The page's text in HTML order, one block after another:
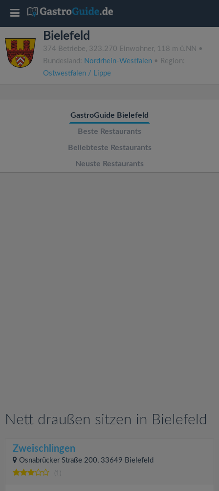
Bielefeld
374 Betriebe, 323.270 Einwohner, 118 m ü.NN •
Bundesland: Nordrhein-Westfalen • Region:
Ostwestfalen / Lippe
GastroGuide Bielefeld
Beste Restaurants
Beliebteste Restaurants
Neuste Restaurants
Nett draußen sitzen in Bielefeld
Zweischlingen
Osnabrücker Straße 200, 33649 Bielefeld
(1)
T
o
g